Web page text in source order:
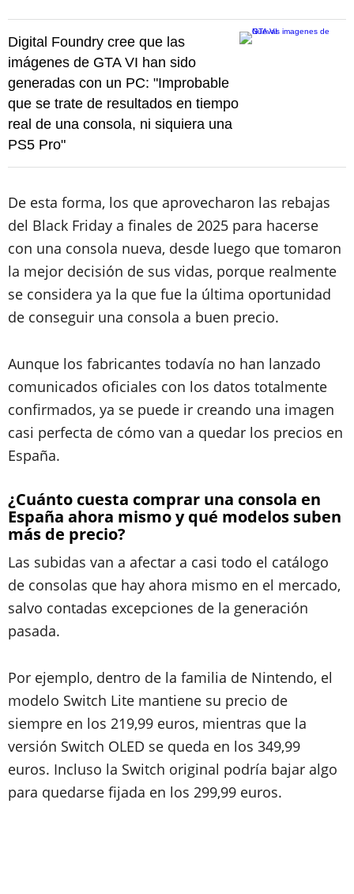
Digital Foundry cree que las
imágenes de GTA VI han sido
generadas con un PC: "Improbable
que se trate de resultados en tiempo
real de una consola, ni siquiera una
PS5 Pro"
De esta forma, los que aprovecharon las rebajas
del Black Friday a finales de 2025 para hacerse
con una consola nueva, desde luego que tomaron
la mejor decisión de sus vidas, porque realmente
se considera ya la que fue la última oportunidad
de conseguir una consola a buen precio.
Aunque los fabricantes todavía no han lanzado
comunicados oficiales con los datos totalmente
confirmados, ya se puede ir creando una imagen
casi perfecta de cómo van a quedar los precios en
España.
¿Cuánto cuesta comprar una consola en
España ahora mismo y qué modelos suben
más de precio?
Las subidas van a afectar a casi todo el catálogo
de consolas que hay ahora mismo en el mercado,
salvo contadas excepciones de la generación
pasada.
Por ejemplo, dentro de la familia de Nintendo, el
modelo Switch Lite mantiene su precio de
siempre en los 219,99 euros, mientras que la
versión Switch OLED se queda en los 349,99
euros. Incluso la Switch original podría bajar algo
para quedarse fijada en los 299,99 euros.